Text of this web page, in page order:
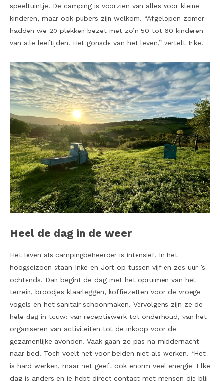
speeltuintje. De camping is voorzien van alles voor kleine
kinderen, maar ook pubers zijn welkom. “Afgelopen zomer
hadden we 20 plekken bezet met zo’n 50 tot 60 kinderen
van alle leeftijden. Het gonsde van het leven,” vertelt Inke.
Heel de dag in de weer
Het leven als campingbeheerder is intensief. In het
hoogseizoen staan Inke en Jort op tussen vijf en zes uur ’s
ochtends. Dan begint de dag met het opruimen van het
terrein, broodjes klaarleggen, koffiezetten voor de vroege
vogels en het sanitair schoonmaken. Vervolgens zijn ze de
hele dag in touw: van receptiewerk tot onderhoud, van het
organiseren van activiteiten tot de inkoop voor de
gezamenlijke avonden. Vaak gaan ze pas na middernacht
naar bed. Toch voelt het voor beiden niet als werken. “Het
is hard werken, maar het geeft ook enorm veel energie. Elke
dag is anders en je hebt direct contact met mensen die blij